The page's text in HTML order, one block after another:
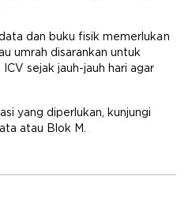
dan buku fisik memerlukan
umrah disarankan untuk
sejak jauh-jauh hari agar
yang diperlukan, kunjungi
atau Blok M.